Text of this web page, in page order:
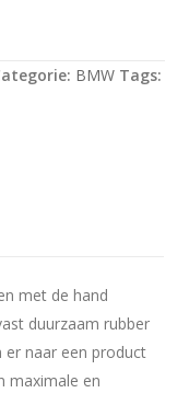
BMW Tags:
met de hand
duurzaam rubber
er naar een product
maximale en